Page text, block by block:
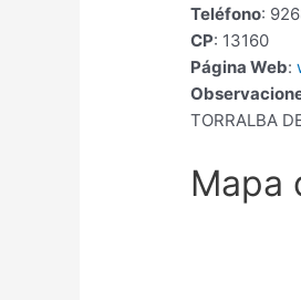
Teléfono:
CP: 13160
Página Web:
TORRALBA
Mapa